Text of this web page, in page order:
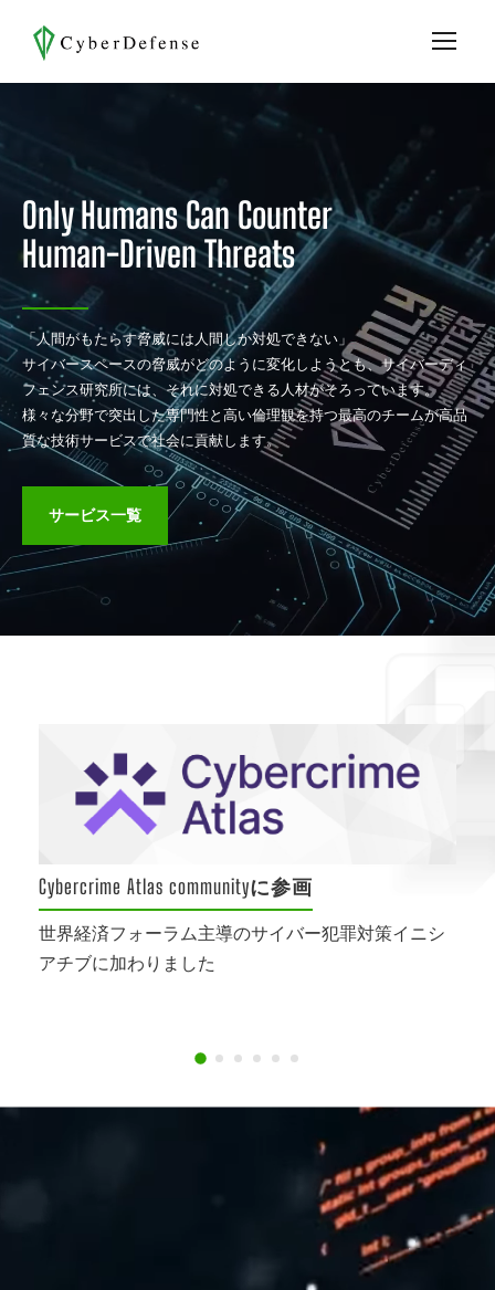
Only Humans Can Counter
Human-Driven Threats
「人間がもたらす脅威には人間しか対処できない」
サイバースペースの脅威がどのように変化しようとも、サイバーディ
フェンス研究所には、それに対処できる人材がそろっています。
様々な分野で突出した専門性と高い倫理観を持つ最高のチームが高品
質な技術サービスで社会に貢献します。
サービス一覧
官公庁向けサイバーセキュリティサービス
導入実績
内閣府、防衛省、警察など中央官庁への豊富な導入